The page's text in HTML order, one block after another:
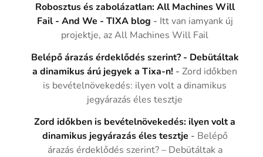
Robosztus és zabolázatlan: All Machines Will
Fail - And We - TIXA blog - Itt van iamyank új
projektje, az All Machines Will Fail
Belépő árazás érdeklődés szerint? - Debütáltak
a dinamikus árú jegyek a Tixa-n! -Zord időkben
is bevételnövekedés: ilyen volt a dinamikus
jegyárazás éles tesztje
Zord időkben is bevételnövekedés: ilyen volt a
dinamikus jegyárazás éles tesztje - Belépő
árazás érdeklődés szerint? – Debütáltak a